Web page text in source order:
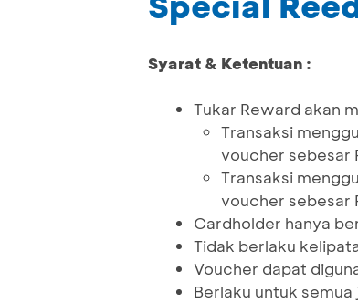
Syarat & Ketentuan :
Tukar Reward akan
Transaksi
voucher sebesar
Transaksi
voucher sebesar
Cardholder hanya
Tidak berlaku
Voucher dapat
Berlaku untuk